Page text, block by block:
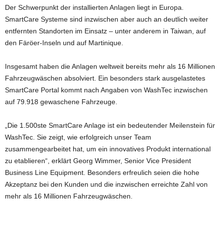
Der Schwerpunkt der installierten Anlagen liegt in Europa.
SmartCare Systeme sind inzwischen aber auch an deutlich weiter
entfernten Standorten im Einsatz – unter anderem in Taiwan, auf
den Färöer-Inseln und auf Martinique.
Insgesamt haben die Anlagen weltweit bereits mehr als 16 Millionen
Fahrzeugwäschen absolviert. Ein besonders stark ausgelastetes
SmartCare Portal kommt nach Angaben von WashTec inzwischen
auf 79.918 gewaschene Fahrzeuge.
„Die 1.500ste SmartCare Anlage ist ein bedeutender Meilenstein für
WashTec. Sie zeigt, wie erfolgreich unser Team
zusammengearbeitet hat, um ein innovatives Produkt international
zu etablieren“, erklärt Georg Wimmer, Senior Vice President
Business Line Equipment. Besonders erfreulich seien die hohe
Akzeptanz bei den Kunden und die inzwischen erreichte Zahl von
mehr als 16 Millionen Fahrzeugwäschen.